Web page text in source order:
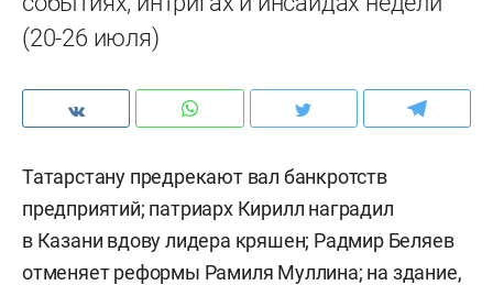
(20-26 июля)
Татарстану предрекают вал банкротств
предприятий; патриарх Кирилл наградил
в Казани вдову лидера кряшен; Радмир Беляев
отменяет реформы Рамиля Муллина; на здание,